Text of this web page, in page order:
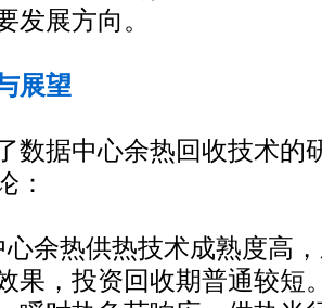
发展方向。
展望
据中心余热回收技术的
：
热供热技术成熟度高，
果，投资回收期普通较短